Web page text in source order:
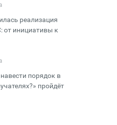
реализация
от инициативы к
порядок в
пройдёт